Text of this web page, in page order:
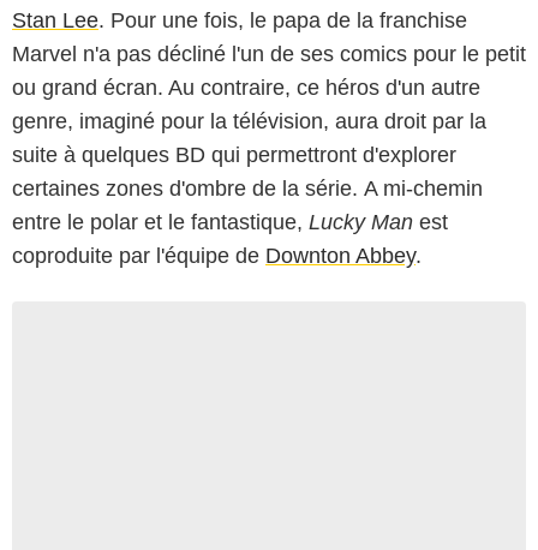
Stan Lee. Pour une fois, le papa de la franchise
Marvel n'a pas décliné l'un de ses comics pour le petit
ou grand écran. Au contraire, ce héros d'un autre
genre, imaginé pour la télévision, aura droit par la
suite à quelques BD qui permettront d'explorer
certaines zones d'ombre de la série. A mi-chemin
entre le polar et le fantastique, Lucky Man est
coproduite par l'équipe de Downton Abbey.